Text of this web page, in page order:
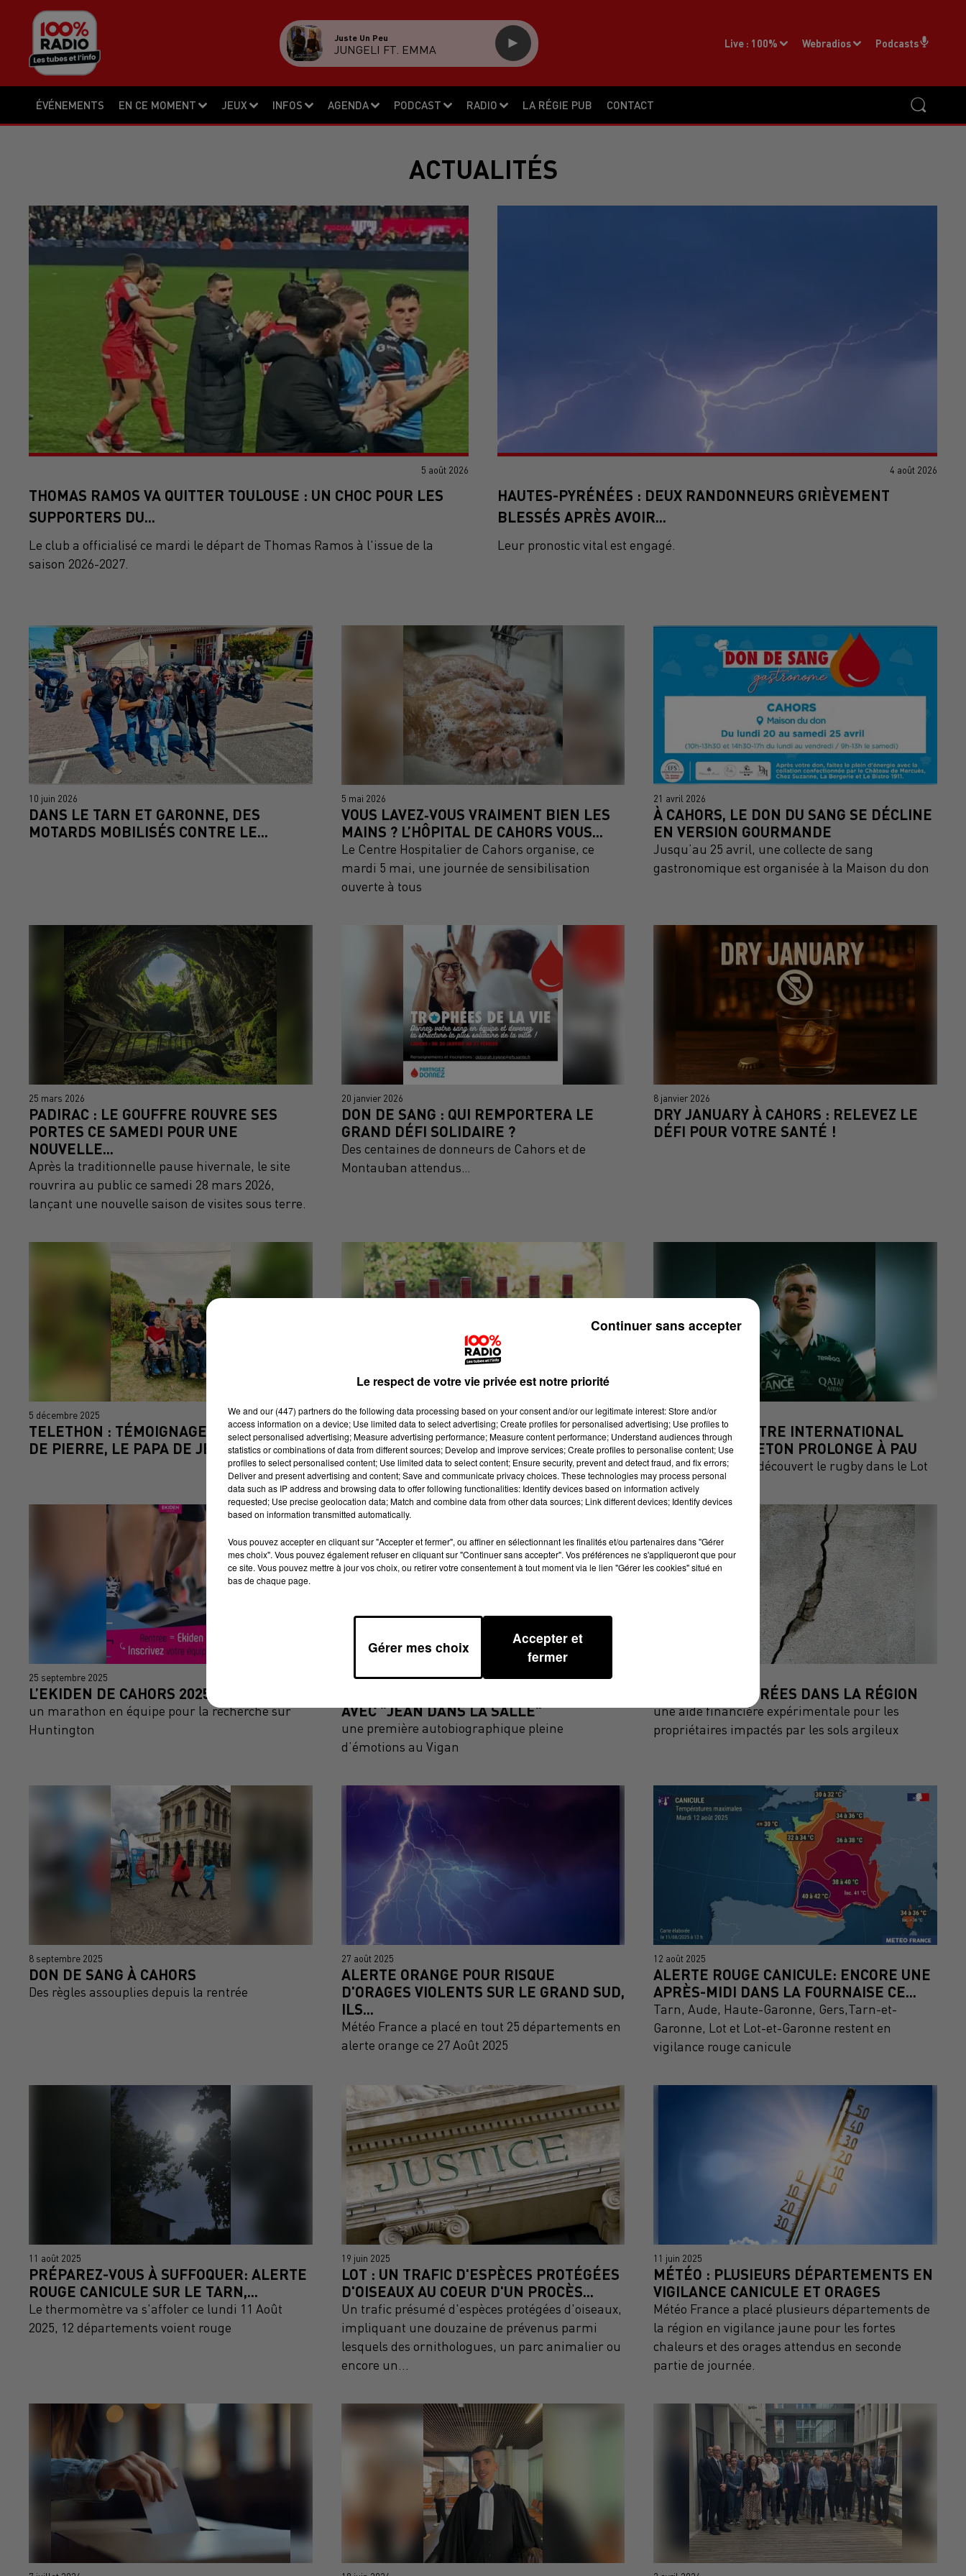
ÉVÉNEMENTS EN CE MOMENT JEUX INFOS AGENDA PODCAST RADIO LA RÉGIE PUB CONTACT
Live : 100% Webradios Podcasts
Juste Un Peu
JUNGELI FT. EMMA
ACTUALITÉS
5 août 2026
THOMAS RAMOS VA QUITTER TOULOUSE : UN CHOC POUR LES
SUPPORTERS DU...
Le club a officialisé ce mardi le départ de Thomas Ramos à l'issue de la
saison 2026-2027.
4 août 2026
HAUTES-PYRÉNÉES : DEUX RANDONNEURS GRIÈVEMENT
BLESSÉS APRÈS AVOIR...
Leur pronostic vital est engagé.
10 juin 2026
DANS LE TARN ET GARONNE, DES
MOTARDS MOBILISÉS CONTRE LE...
5 mai 2026
VOUS LAVEZ‑VOUS VRAIMENT BIEN LES
MAINS ? L’HÔPITAL DE CAHORS VOUS...
Le Centre Hospitalier de Cahors organise, ce
mardi 5 mai, une journée de sensibilisation
ouverte à tous
21 avril 2026
À CAHORS, LE DON DU SANG SE DÉCLINE
EN VERSION GOURMANDE
Jusqu’au 25 avril, une collecte de sang
gastronomique est organisée à la Maison du don
25 mars 2026
PADIRAC : LE GOUFFRE ROUVRE SES
PORTES CE SAMEDI POUR UNE
NOUVELLE...
Après la traditionnelle pause hivernale, le site
rouvrira au public ce samedi 28 mars 2026,
lançant une nouvelle saison de visites sous terre.
20 janvier 2026
DON DE SANG : QUI REMPORTERA LE
GRAND DÉFI SOLIDAIRE ?
Des centaines de donneurs de Cahors et de
Montauban attendus…
8 janvier 2026
DRY JANUARY À CAHORS : RELEVEZ LE
DÉFI POUR VOTRE SANTÉ !
5 décembre 2025
TELETHON : TÉMOIGNAGE DANS LE LOT
DE PIERRE, LE PAPA DE JEAN ET...
14 novembre 2025
CAHORS : UNE VENTE AUX ENCHÈRES DE
650 BOUTEILLES AU PROFIT DE LA...
8 octobre 2025
TOP 14: LE CENTRE INTERNATIONAL
EMILIEN GAILLETON PROLONGE À PAU
le jeune prodige a découvert le rugby dans le Lot
25 septembre 2025
L’EKIDEN DE CAHORS 2025
un marathon en équipe pour la recherche sur
Huntington
23 septembre 2025
AVEC "JEAN DANS LA SALLE"
une première autobiographique pleine
d’émotions au Vigan
MAISONS FISSURÉES DANS LA RÉGION
une aide financière expérimentale pour les
propriétaires impactés par les sols argileux
8 septembre 2025
DON DE SANG À CAHORS
Des règles assouplies depuis la rentrée
27 août 2025
ALERTE ORANGE POUR RISQUE
D'ORAGES VIOLENTS SUR LE GRAND SUD,
ILS...
Météo France a placé en tout 25 départements en
alerte orange ce 27 Août 2025
12 août 2025
ALERTE ROUGE CANICULE: ENCORE UNE
APRÈS-MIDI DANS LA FOURNAISE CE...
Tarn, Aude, Haute-Garonne, Gers,Tarn-et-
Garonne, Lot et Lot-et-Garonne restent en
vigilance rouge canicule
11 août 2025
PRÉPAREZ-VOUS À SUFFOQUER: ALERTE
ROUGE CANICULE SUR LE TARN,...
Le thermomètre va s'affoler ce lundi 11 Août
2025, 12 départements voient rouge
19 juin 2025
LOT : UN TRAFIC D'ESPÈCES PROTÉGÉES
D'OISEAUX AU COEUR D'UN PROCÈS...
Un trafic présumé d'espèces protégées d'oiseaux,
impliquant une douzaine de prévenus parmi
lesquels des ornithologues, un parc animalier ou
encore un...
11 juin 2025
MÉTÉO : PLUSIEURS DÉPARTEMENTS EN
VIGILANCE CANICULE ET ORAGES
Météo France a placé plusieurs départements de
la région en vigilance jaune pour les fortes
chaleurs et des orages attendus en seconde
partie de journée.
Le respect de votre vie privée est notre priorité
We and our (447) partnersdo the following data processing based on your consent and/or our legitimate interest: Store and/or
access information on a device; Use limited data to select advertising; Create profiles for personalised advertising; Use profiles to
select personalised advertising; Measure advertising performance; Measure content performance; Understand audiences through
statistics or combinations of data from different sources; Develop and improve services; Create profiles to personalise content; Use
profiles to select personalised content; Use limited data to select content; Ensure security, prevent and detect fraud, and fix errors;
Deliver and present advertising and content; Save and communicate privacy choices. These technologies may process personal
data such as IP address and browsing data to offer following functionalities: Identify devices based on information actively
requested; Use precise geolocation data; Match and combine data from other data sources; Link different devices; Identify devices
based on information transmitted automatically.
Vous pouvez accepter en cliquant sur "Accepter et fermer", ou affiner en sélectionnant les finalités et/ou partenaires dans "Gérer
mes choix". Vous pouvez également refuser en cliquant sur "Continuer sans accepter". Vos préférences ne s'appliqueront que pour
ce site. Vous pouvez mettre à jour vos choix, ou retirer votre consentement à tout moment via le lien "Gérer les cookies" situé en
bas de chaque page.
Gérer mes choix
Accepter et
fermer
Continuer sans accepter